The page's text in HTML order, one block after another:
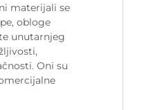
materijali se
obloge
unutarnjeg
Oni su